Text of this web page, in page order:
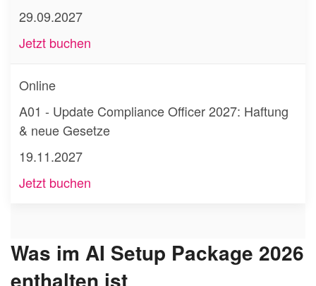
29.09.2027
Jetzt buchen
Online
A01 - Update Compliance Officer 2027: Haftung
& neue Gesetze
19.11.2027
Jetzt buchen
Was im AI Setup Package 2026
enthalten ist